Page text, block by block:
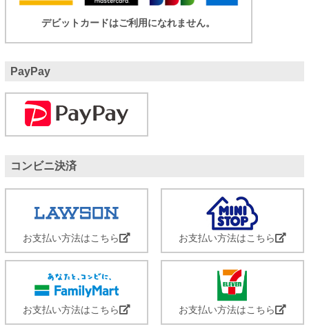
デビットカードはご利用になれません。
PayPay
コンビニ決済
お支払い方法はこちら お支払い方法はこちら
お支払い方法はこちら お支払い方法はこちら